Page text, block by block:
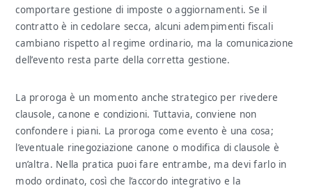
comportare gestione di imposte o aggiornamenti. Se il
contratto è in cedolare secca, alcuni adempimenti fiscali
cambiano rispetto al regime ordinario, ma la comunicazione
dell’evento resta parte della corretta gestione.
La proroga è un momento anche strategico per rivedere
clausole, canone e condizioni. Tuttavia, conviene non
confondere i piani. La proroga come evento è una cosa;
l’eventuale rinegoziazione canone o modifica di clausole è
un’altra. Nella pratica puoi fare entrambe, ma devi farlo in
modo ordinato, così che l’accordo integrativo e la